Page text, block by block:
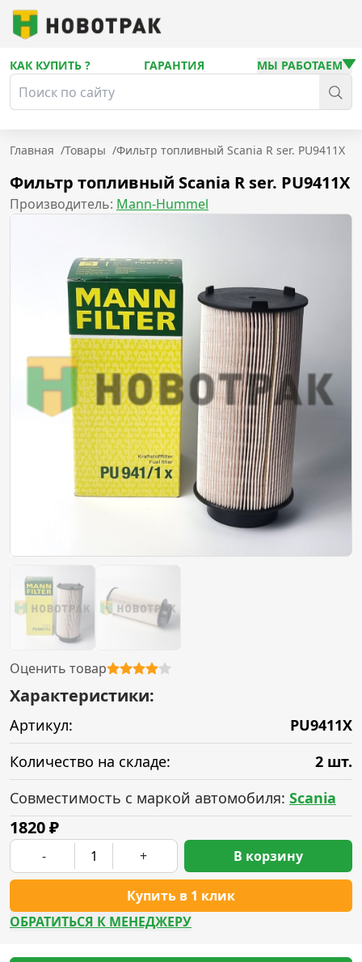
КАК КУПИТЬ ? ГАРАНТИЯ МЫ РАБОТАЕМ
Главная /Товары /Фильтр топливный Scania R ser. PU9411X
Фильтр топливный Scania R ser. PU9411X
Производитель: Mann-Hummel
Оценить товар
Характеристики:
Артикул:
PU9411X
Количество на складе:
2 шт.
Совместимость с маркой автомобиля: Scania
1820₽
- +
Купить в 1 клик
В корзину
ОБРАТИТЬСЯ К МЕНЕДЖЕРУ